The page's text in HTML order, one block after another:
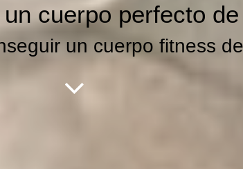
cuerpo perfecto
un cuerpo fitness